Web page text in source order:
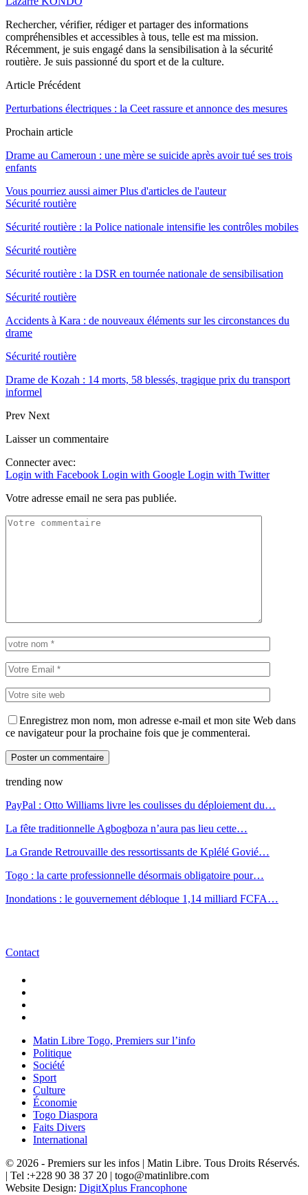
Rechercher, vérifier, rédiger et partager des informations
compréhensibles et accessibles à tous, telle est ma mission.
Récemment, je suis engagé dans la sensibilisation à la sécurité
routière. Je suis passionné du sport et de la culture.
Article Précédent
Perturbations électriques : la Ceet rassure et annonce des mesures
Prochain article
Drame au Cameroun : une mère se suicide après avoir tué ses trois
enfants
Vous pourriez aussi aimer Plus d'articles de l'auteur
Sécurité routière
Sécurité routière : la Police nationale intensifie les contrôles mobiles
Sécurité routière
Sécurité routière : la DSR en tournée nationale de sensibilisation
Sécurité routière
Accidents à Kara : de nouveaux éléments sur les circonstances du
drame
Sécurité routière
Drame de Kozah : 14 morts, 58 blessés, tragique prix du transport
informel
Prev Next
Laisser un commentaire
Connecter avec:
Login with Facebook Login with Google Login with Twitter
Votre adresse email ne sera pas publiée.
Enregistrez mon nom, mon adresse e-mail et mon site Web dans
ce navigateur pour la prochaine fois que je commenterai.
trending now
PayPal : Otto Williams livre les coulisses du déploiement du…
La fête traditionnelle Agbogboza n’aura pas lieu cette…
La Grande Retrouvaille des ressortissants de Kplélé Govié…
Togo : la carte professionnelle désormais obligatoire pour…
Inondations : le gouvernement débloque 1,14 milliard FCFA…
Contact
Matin Libre Togo, Premiers sur l’info
Politique
Société
Sport
Culture
Économie
Togo Diaspora
Faits Divers
International
© 2026 - Premiers sur les infos | Matin Libre. Tous Droits Réservés.
| Tel :+228 90 38 37 20 | togo@matinlibre.com
Website Design: DigitXplus Francophone